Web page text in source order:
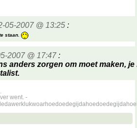
05-2007 @ 13:25 :
staan.
2007 @ 17:47:
anders zorgen om moet maken,
went. -